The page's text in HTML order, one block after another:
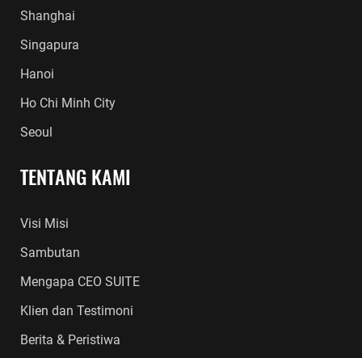
Shanghai
Singapura
Hanoi
Ho Chi Minh City
Seoul
TENTANG KAMI
Visi Misi
Sambutan
Mengapa CEO SUITE
Klien dan Testimoni
Berita & Peristiwa